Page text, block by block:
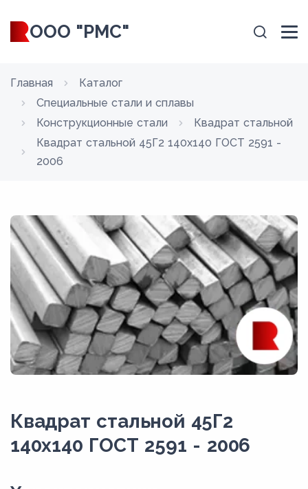
ООО "РМС"
Главная
Каталог
Специальные стали и сплавы
Конструкционные стали
Квадрат стальной
Квадрат стальной 45Г2 140x140 ГОСТ 2591 -
2006
Квадрат стальной 45Г2
140x140 ГОСТ 2591 - 2006